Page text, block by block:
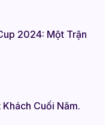
2024: Một Trận
Cuối Năm.